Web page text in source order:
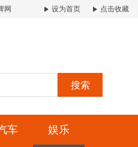
网 设为首页 点击收藏
搜索
车 娱乐